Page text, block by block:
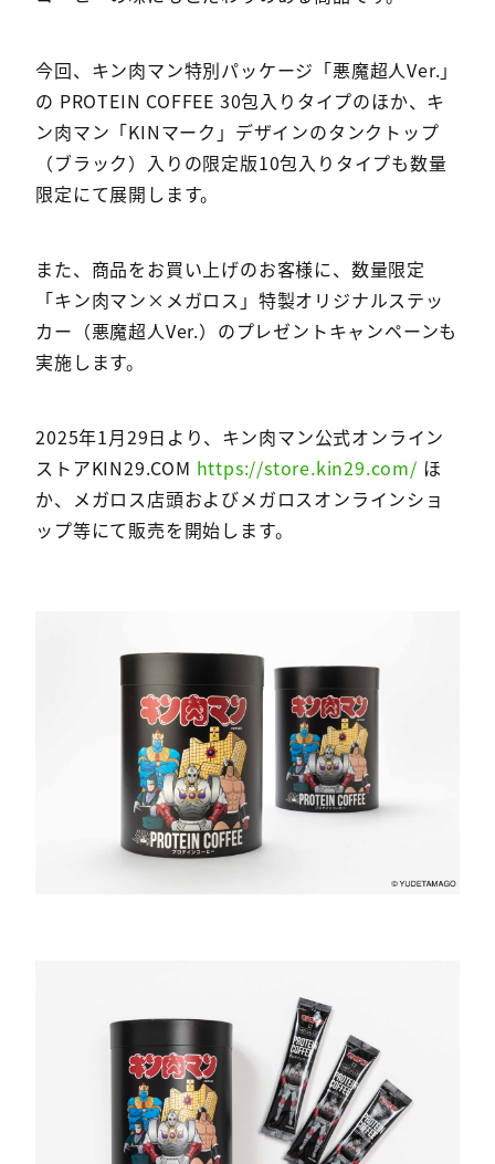
今回、キン肉マン特別パッケージ「悪魔超人Ver.」
の PROTEIN COFFEE 30包入りタイプのほか、キ
ン肉マン「KINマーク」デザインのタンクトップ
（ブラック）入りの限定版10包入りタイプも数量
限定にて展開します。
また、商品をお買い上げのお客様に、数量限定
「キン肉マン×メガロス」特製オリジナルステッ
カー（悪魔超人Ver.）のプレゼントキャンペーンも
実施します。
2025年1月29日より、キン肉マン公式オンライン
ストアKIN29.COM https://store.kin29.com/ ほ
か、メガロス店頭およびメガロスオンラインショ
ップ等にて販売を開始します。